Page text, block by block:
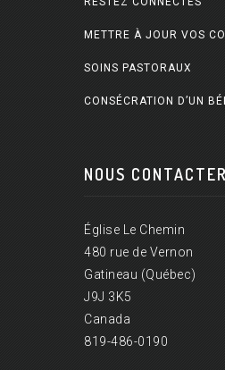
METTRE À JOUR VOS
SOINS PASTORAUX
CONSÉCRATION D’UN
NOUS CONTACTER
Église Le Chemin
480 rue de Vernon
Gatineau (Québec)
J9J 3K5
Canada
819-486-0190